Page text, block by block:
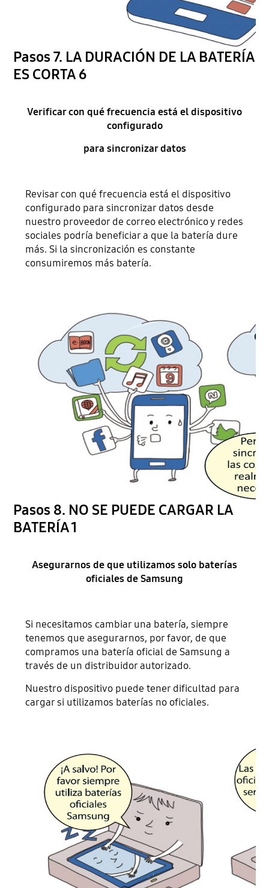
Pasos 7. LA DURACIÓN DE LA BATERÍA
ES CORTA 6
Verificar con qué frecuencia está el dispositivo
configurado
para sincronizar datos
Revisar con qué frecuencia está el dispositivo
configurado para sincronizar datos desde
nuestro proveedor de correo electrónico y redes
sociales podría beneficiar a que la batería dure
más. Si la sincronización es constante
consumiremos más batería.
Pasos 8. NO SE PUEDE CARGAR LA
BATERÍA 1
Asegurarnos de que utilizamos solo baterías
oficiales de Samsung
Si necesitamos cambiar una batería, siempre
tenemos que asegurarnos, por favor, de que
compramos una batería oficial de Samsung a
través de un distribuidor autorizado.
Nuestro dispositivo puede tener dificultad para
cargar si utilizamos baterías no oficiales.